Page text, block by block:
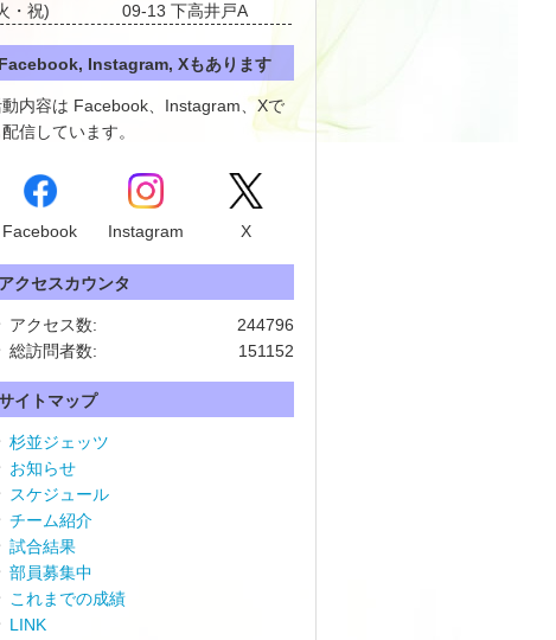
・祝)
09-13 下高井戸A
Facebook, Instagram, Xもあります
内容は Facebook、Instagram、Xで
配信しています。
Facebook Instagram X
アクセスカウンタ
244796
アクセス数:
151152
総訪問者数:
イトマップ
杉並ジェッツ
お知らせ
スケジュール
チーム紹介
試合結果
部員募集中
これまでの成績
LINK